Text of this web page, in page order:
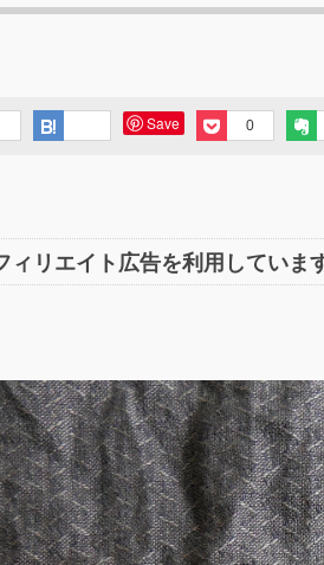
Save 0
リエイト広告を利用しています